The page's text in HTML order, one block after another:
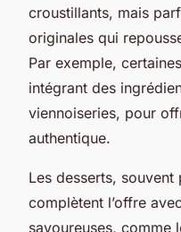
croustillants, mais
originales qui
Par exemple,
intégrant des
viennoiseries, pour
authentique.
Les desserts,
complètent l’offre
savoureuses, comme